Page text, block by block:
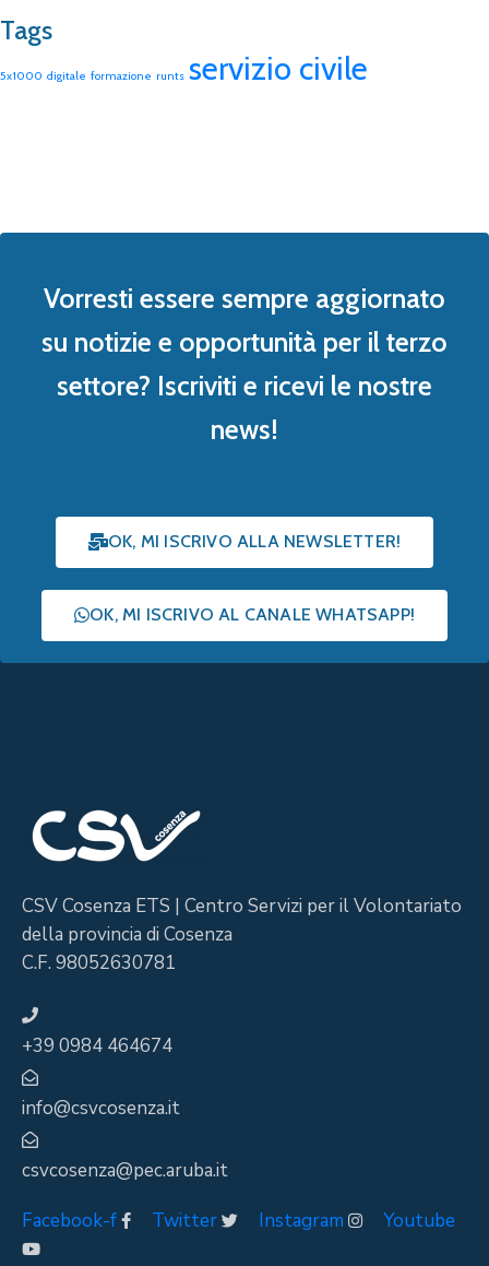
Tags
5x1000 digitale formazione runts servizio civile
Vorresti essere sempre aggiornato
su notizie e opportunità per il terzo
settore? Iscriviti e ricevi le nostre
news!
OK, MI ISCRIVO ALLA NEWSLETTER!
OK, MI ISCRIVO AL CANALE WHATSAPP!
CSV Cosenza ETS | Centro Servizi per il Volontariato
della provincia di Cosenza
C.F. 98052630781
+39 0984 464674
info@csvcosenza.it
csvcosenza@pec.aruba.it
Facebook-f
Twitter Instagram Youtube